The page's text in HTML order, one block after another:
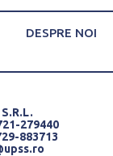
DESPRE NOI
279440
883713